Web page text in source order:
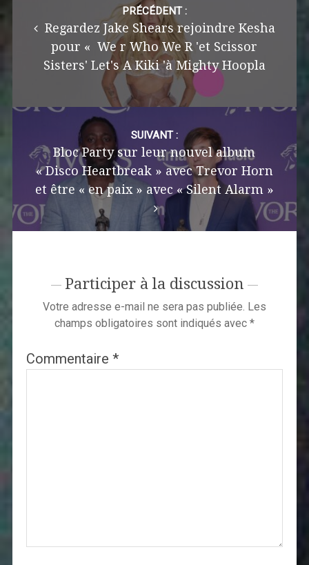
PRÉCÉDENT :
Regardez Jake Shears rejoindre Kesha
pour « We r Who We R 'et Scissor
Sisters' Let's A Kiki 'à Mighty Hoopla
SUIVANT :
Bloc Party sur leur nouvel album
« Disco Heartbreak » avec Trevor Horn
et être « en paix » avec « Silent Alarm »
Participer à la discussion
Votre adresse e-mail ne sera pas publiée. Les
champs obligatoires sont indiqués avec *
Commentaire *